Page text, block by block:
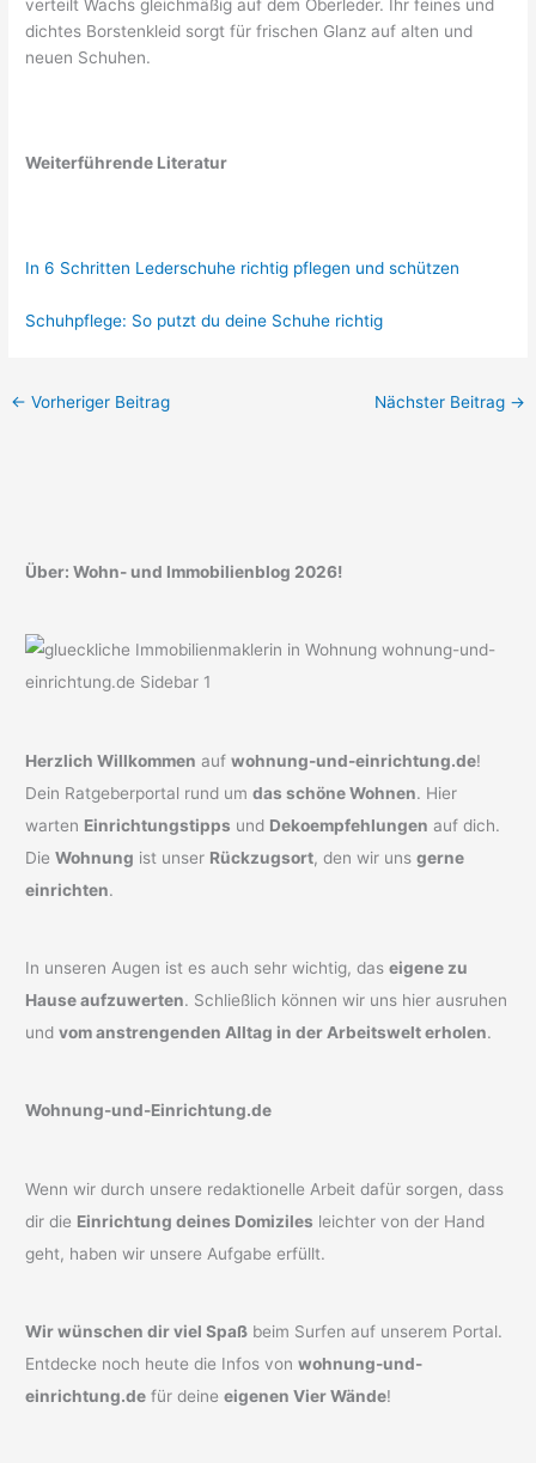
verteilt Wachs gleichmäßig auf dem Oberleder. Ihr feines und
dichtes Borstenkleid sorgt für frischen Glanz auf alten und
neuen Schuhen.
Weiterführende Literatur
In 6 Schritten Lederschuhe richtig pflegen und schützen
Schuhpflege: So putzt du deine Schuhe richtig
← Vorheriger Beitrag Nächster Beitrag →
Über: Wohn- und Immobilienblog 2026!
Herzlich Willkommen aufwohnung-und-einrichtung.de!
Dein Ratgeberportal rund umdas schöne Wohnen. Hier
warten Einrichtungstipps und Dekoempfehlungen auf dich.
DieWohnung ist unser Rückzugsort, den wir unsgerne
einrichten.
In unseren Augen ist es auch sehr wichtig, daseigene zu
Hause aufzuwerten. Schließlich können wir uns hier ausruhen
undvom anstrengenden Alltag in der Arbeitswelt erholen.
Wohnung-und-Einrichtung.de
Wenn wir durch unsere redaktionelle Arbeit dafür sorgen, dass
dir die Einrichtung deines Domiziles leichter von der Hand
geht, haben wir unsere Aufgabe erfüllt.
Wir wünschen dir viel Spaß beim Surfen auf unserem Portal.
Entdecke noch heute die Infos vonwohnung-und-
einrichtung.de für deineeigenen Vier Wände!